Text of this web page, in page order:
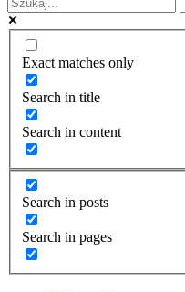
Exact matches only
Search in title
Search in content
Search in posts
Search in pages